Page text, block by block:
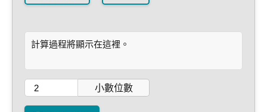
計算過程將顯示在這裡。
小數位數